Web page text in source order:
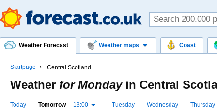
Weather Forecast Weather maps Coast
Startpage Central Scotland
Weather for Mondayin Central
Today Tomorrow 13:00 Tuesday Wednesday Thursday